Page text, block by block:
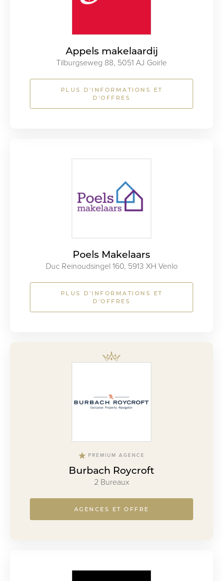
Appels makelaardij
Tilburgseweg 88, 5051 AJ Goirle
PLUS D'INFORMATIONS ET
D'OFFRES
Poels Makelaars
Duc Reinoudsingel 160, 5913 XH Venlo
PLUS D'INFORMATIONS ET
D'OFFRES
PREMIUM AGENCE
Burbach Roycroft
2 Bureaux
AGENCES ET OFFRE